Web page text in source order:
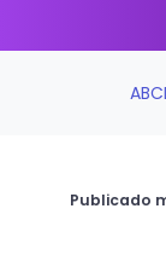
ABC
Publicado